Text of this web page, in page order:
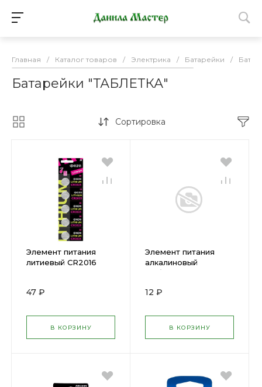
Главная / Каталог товаров / Электрика / Батарейки /
Батарейки "ТАБЛЕТКА"
Сортировка
Элемент питания
литиевый CR2016
47 ₽
В КОРЗИНУ
Элемент питания
алкалиновый
"таблетка" AG4 LR66
12 ₽
В КОРЗИНУ